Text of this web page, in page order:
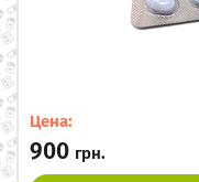
Цена:
900 грн.